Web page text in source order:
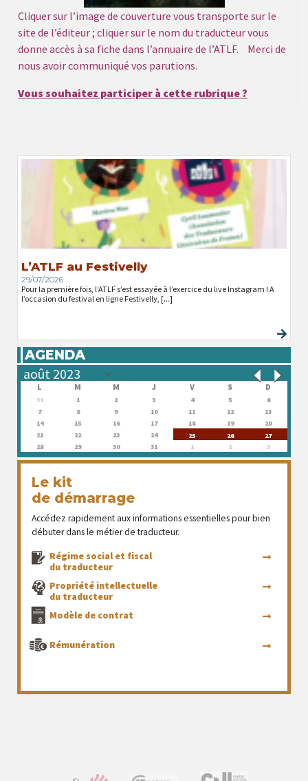
Cliquer sur l’image de couverture vous transporte sur le
site de l’éditeur ; cliquer sur le nom du traducteur vous
donne accès à sa fiche dans l’annuaire de l’ATLF. Merci de
nous avoir communiqué vos parutions.
Vous souhaitez participer à cette rubrique ?
L’ATLF au Festivelly
29/07/2026
Pour la première fois, l’ATLF s’est essayée à l’exercice du live Instagram ! A
l’occasion du festival en ligne Festivelly, [...]
AGENDA
L M M J V S D
31 1 2 3 4 5
6
7
8 9 10 11 12
13
14
15 16 17 18 19
20
21
22 23 24 25 26
27
28
29 30 31 1 2 3
Le kit
de démarrage
Accédez rapidement aux informations essentielles pour bien
débuter dans le métier de traducteur.
Régime social et fiscal
du traducteur
Propriété intellectuelle
du traducteur
Modèle de contrat
Rémunération